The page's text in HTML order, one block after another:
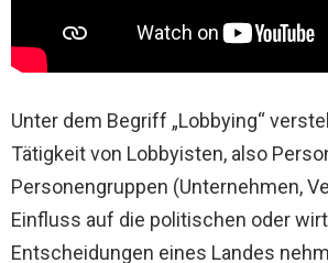
Unter dem Begriff „Lobbying“
Tätigkeit von Lobbyisten, also
Personengruppen (Unternehmen,
Einfluss auf die politischen oder
Entscheidungen eines Landes